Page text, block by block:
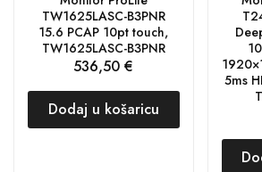
TW1625LASC-B3PNR
15.6 PCAP 10pt touch,
TW1625LASC-B3PNR
536,50€
Dodaj u košaricu
5ms